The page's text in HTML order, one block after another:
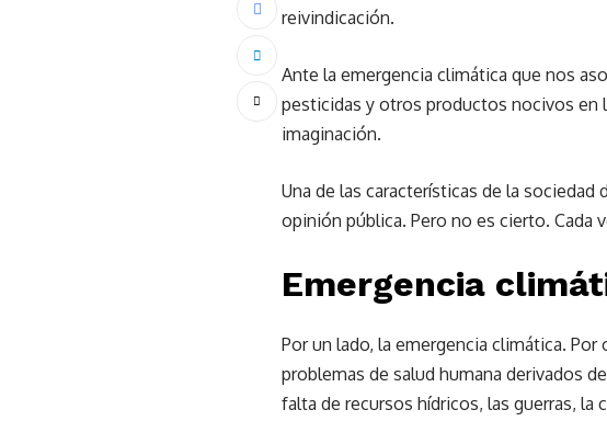
reivindicación.
Ante la emergencia climática que nos
pesticidas y otros productos nocivos en
imaginación.
Una de las características de la
opinión pública. Pero no es cierto. Cada
Emergencia
Por un lado, la emergencia climática.
problemas de salud humana derivados
falta de recursos hídricos, las guerras,